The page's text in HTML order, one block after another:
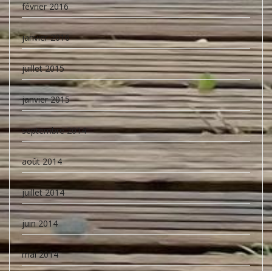
février 2016
janvier 2016
juillet 2015
janvier 2015
septembre 2014
août 2014
juillet 2014
juin 2014
mai 2014